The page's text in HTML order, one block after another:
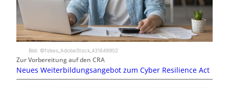
Bild: ©fizkes_AdobeStock_431649902
Zur Vorbereitung auf den CRA
Neues Weiterbildungsangebot zum Cyber Resilience Act